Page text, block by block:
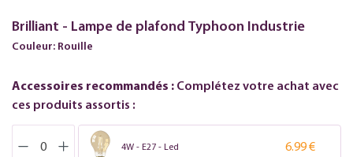
Brilliant - Lampe de plafond Typhoon Industrie
Couleur: Rouille
Accessoires recommandés : Complétez votre achat avec
ces produits assortis :
4W - E27 - Led 6.99 €